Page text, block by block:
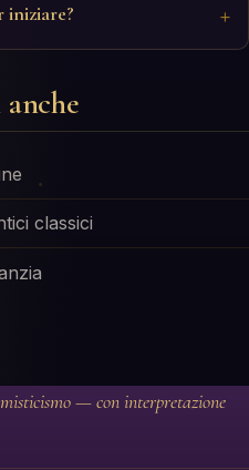
iniziare?
classici
— con interpretazione